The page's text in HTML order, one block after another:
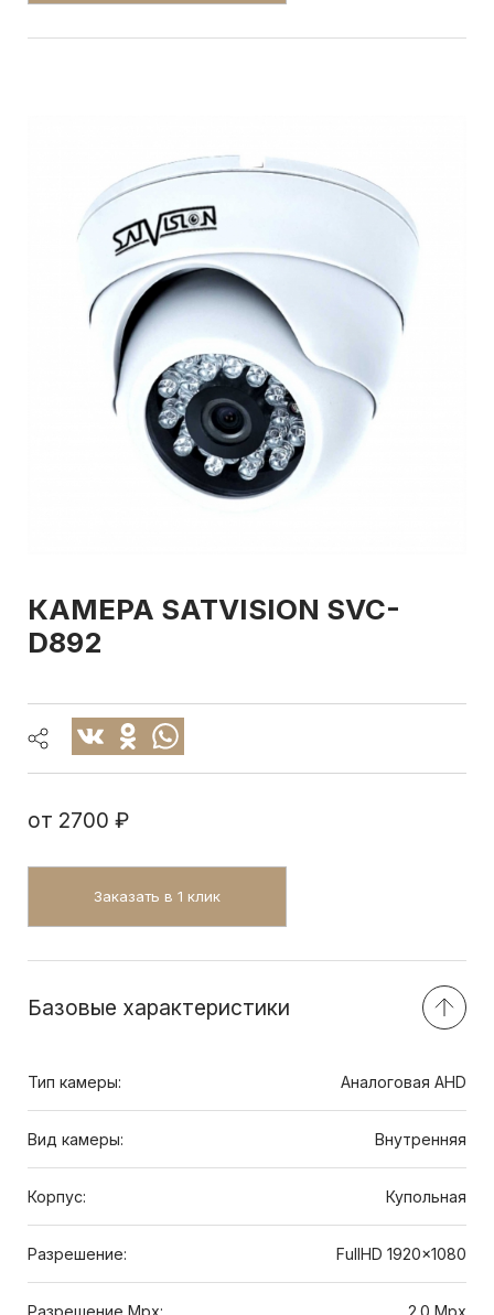
КАМЕРА SATVISION SVC-
D892
от 2700 ₽
Заказать в 1 клик
Базовые характеристики
Тип камеры: Аналоговая AHD
Вид камеры: Внутренняя
Корпус: Купольная
Разрешение: FullHD 1920x1080
Разрешение Mpx: 2.0 Mpx